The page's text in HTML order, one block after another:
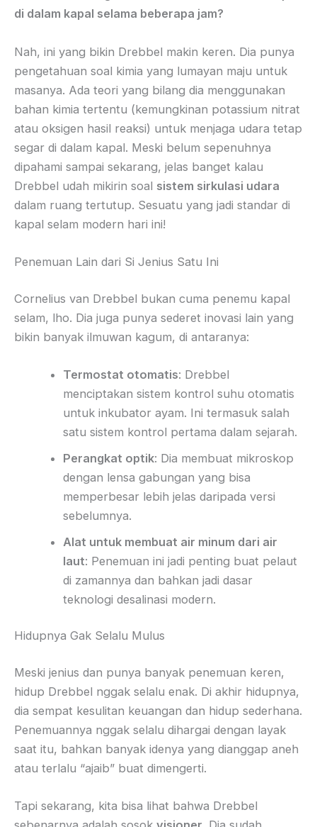
di dalam kapal selama beberapa jam?
Nah, ini yang bikin Drebbel makin keren. Dia punya
pengetahuan soal kimia yang lumayan maju untuk
masanya. Ada teori yang bilang dia menggunakan
bahan kimia tertentu (kemungkinan potassium nitrat
atau oksigen hasil reaksi) untuk menjaga udara tetap
segar di dalam kapal. Meski belum sepenuhnya
dipahami sampai sekarang, jelas banget kalau
Drebbel udah mikirin soal sistem sirkulasi udara
dalam ruang tertutup. Sesuatu yang jadi standar di
kapal selam modern hari ini!
Penemuan Lain dari Si Jenius Satu Ini
Cornelius van Drebbel bukan cuma penemu kapal
selam, lho. Dia juga punya sederet inovasi lain yang
bikin banyak ilmuwan kagum, di antaranya:
Termostat otomatis: Drebbel
menciptakan sistem kontrol suhu otomatis
untuk inkubator ayam. Ini termasuk salah
satu sistem kontrol pertama dalam sejarah.
Perangkat optik: Dia membuat mikroskop
dengan lensa gabungan yang bisa
memperbesar lebih jelas daripada versi
sebelumnya.
Alat untuk membuat air minum dari air
laut: Penemuan ini jadi penting buat pelaut
di zamannya dan bahkan jadi dasar
teknologi desalinasi modern.
Hidupnya Gak Selalu Mulus
Meski jenius dan punya banyak penemuan keren,
hidup Drebbel nggak selalu enak. Di akhir hidupnya,
dia sempat kesulitan keuangan dan hidup sederhana.
Penemuannya nggak selalu dihargai dengan layak
saat itu, bahkan banyak idenya yang dianggap aneh
atau terlalu “ajaib” buat dimengerti.
Tapi sekarang, kita bisa lihat bahwa Drebbel